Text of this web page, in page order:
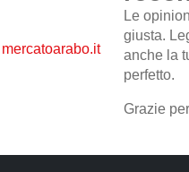
Le
giusta.
anche la
perfetto.
Grazie